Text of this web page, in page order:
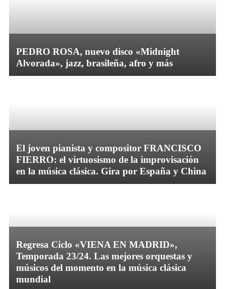
PEDRO ROSA, nuevo disco «Midnight
Alvorada», jazz, brasileña, afro y más
El joven pianista y compositor FRANCISCO
FIERRO: el virtuosismo de la improvisación
en la música clásica. Gira por España y China
Regresa Ciclo «VIENA EN MADRID»,
Temporada 23/24. Las mejores orquestas y
músicos del momento en la música clásica
mundial